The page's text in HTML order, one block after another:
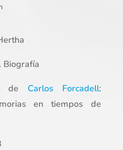
Biografía
de Carlos Forcadell:
en tiempos de